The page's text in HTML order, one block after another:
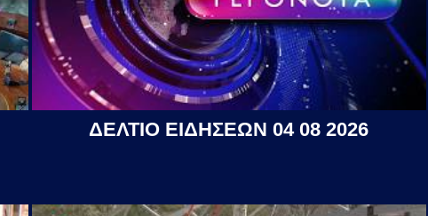
ΔΕΛΤΙΟ ΕΙΔΗΣΕΩΝ 04 08 2026